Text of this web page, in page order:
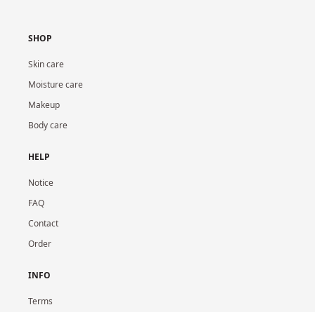
SHOP
Skin care
Moisture care
Makeup
Body care
HELP
Notice
FAQ
Contact
Order
INFO
Terms